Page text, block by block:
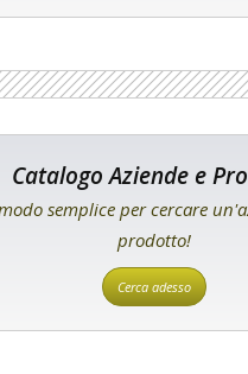
Catalogo Aziende e
semplice per cercare
prodotto!
Cerca adesso